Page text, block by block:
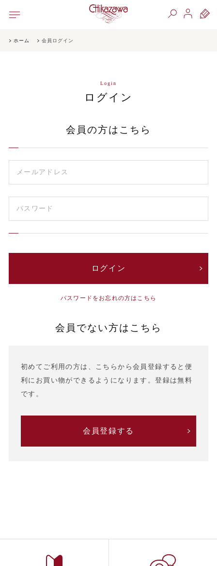
ホーム 会員ログイン
Login
ログイン
会員の方はこちら
パスワードをお忘れの方はこちら
会員でない方はこちら
初めてご利用の方は、こちらから会員登録すると便
利にお買い物ができるようになります。登録は無料
です。
会員登録する